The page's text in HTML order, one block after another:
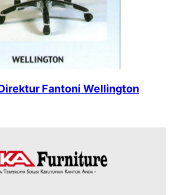
Fantoni Wellington